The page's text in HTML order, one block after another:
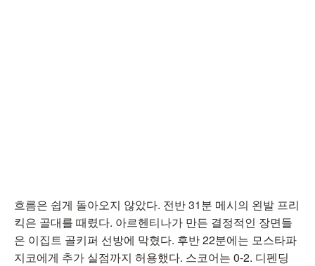
흐름은 쉽게 돌아오지 않았다. 전반 31분 메시의 왼발 프리
킥은 골대를 때렸다. 아르헨티나가 만든 결정적인 장면들
은 이집트 골키퍼 선방에 막혔다. 후반 22분에는 모스타파
지코에게 추가 실점까지 허용했다. 스코어는 0-2. 디펜딩